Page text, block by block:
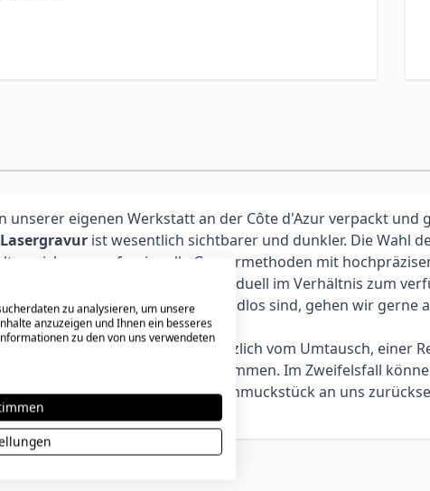
unserer eigenen Werkstatt an der Côte d'Azur verpackt und
Lasergravur ist wesentlich sichtbarer und dunkler. Die Wahl
es sich um professionelle Gravurmethoden mit
platzieren die Gravur individuell im Verhältnis zum
sind und die Möglichkeiten endlos sind, gehen wir gerne
personalisierte Artikel grundsätzlich vom Umtausch, einer
Armbandlänge vorab zu bestimmen. Im Zweifelsfall
In diesem Fall müssen Sie das Schmuckstück an uns
zu analysieren, um unsere
anzuzeigen und Ihnen ein besseres
zu den von uns verwendeten